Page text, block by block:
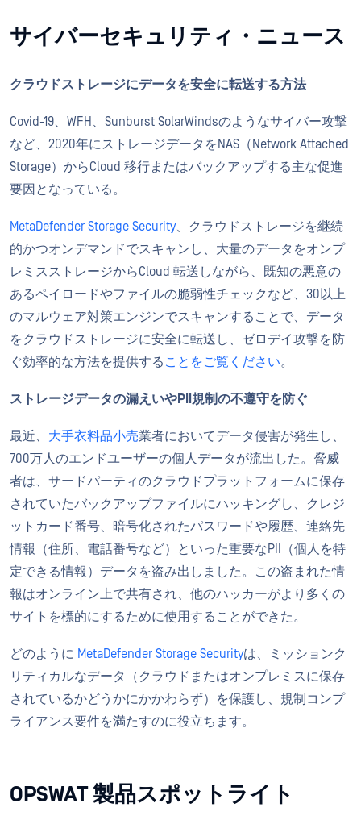
サイバーセキュリティ・ニュース
クラウドストレージにデータを安全に転送する方法
Covid-19、WFH、Sunburst SolarWindsのようなサイバー攻撃
など、2020年にストレージデータをNAS（Network Attached
Storage）からCloud 移行またはバックアップする主な促進
要因となっている。
MetaDefender Storage Security、クラウドストレージを継続
的かつオンデマンドでスキャンし、大量のデータをオンプ
レミスストレージからCloud 転送しながら、既知の悪意の
あるペイロードやファイルの脆弱性チェックなど、30以上
のマルウェア対策エンジンでスキャンすることで、データ
をクラウドストレージに安全に転送し、ゼロデイ攻撃を防
ぐ効率的な方法を提供する ことをご覧ください。
ストレージデータの漏えいやPII規制の不遵守を防ぐ
最近、 大手衣料品小売業者においてデータ侵害が発生し、
700万人のエンドユーザーの個人データが流出した。脅威
者は、サードパーティのクラウドプラットフォームに保存
されていたバックアップファイルにハッキングし、クレジ
ットカード番号、暗号化されたパスワードや履歴、連絡先
情報（住所、電話番号など）といった重要なPII（個人を特
定できる情報）データを盗み出しました。この盗まれた情
報はオンライン上で共有され、他のハッカーがより多くの
サイトを標的にするために使用することができた。
どのように MetaDefender Storage Securityは、ミッションク
リティカルなデータ（クラウドまたはオンプレミスに保存
されているかどうかにかかわらず）を保護し、規制コンプ
ライアンス要件を満たすのに役立ちます。
OPSWAT 製品スポットライト